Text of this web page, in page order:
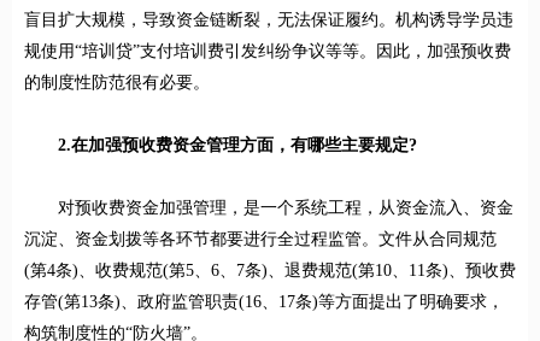
盲目扩大规模，导致资金链断裂，无法保证履约。机构诱导学员违
规使用“培训贷”支付培训费引发纠纷争议等等。因此，加强预收费
的制度性防范很有必要。
2.在加强预收费资金管理方面，有哪些主要规定?
对预收费资金加强管理，是一个系统工程，从资金流入、资金
沉淀、资金划拨等各环节都要进行全过程监管。文件从合同规范
(第4条)、收费规范(第5、6、7条)、退费规范(第10、11条)、预收费
存管(第13条)、政府监管职责(16、17条)等方面提出了明确要求，
构筑制度性的“防火墙”。